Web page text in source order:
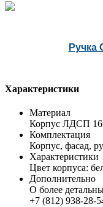
Ручка
Характеристики
Материал
Корпус ЛДСП
Комплектация
Корпус, фасад,
Характеристики
Цвет корпуса:
Дополнительно
О более
+7 (812) 938-28-